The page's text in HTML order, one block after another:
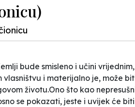
bude smisleno i učini
i materijalno je, može
životu.Ono što kao
se pokazati, jeste i uvijek će